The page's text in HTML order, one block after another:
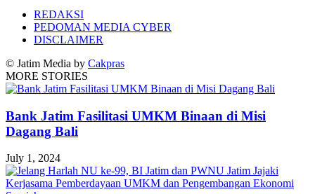
REDAKSI
PEDOMAN MEDIA CYBER
DISCLAIMER
© Jatim Media by Cakpras
MORE STORIES
Bank Jatim Fasilitasi UMKM Binaan di Misi
Dagang Bali
July 1, 2024